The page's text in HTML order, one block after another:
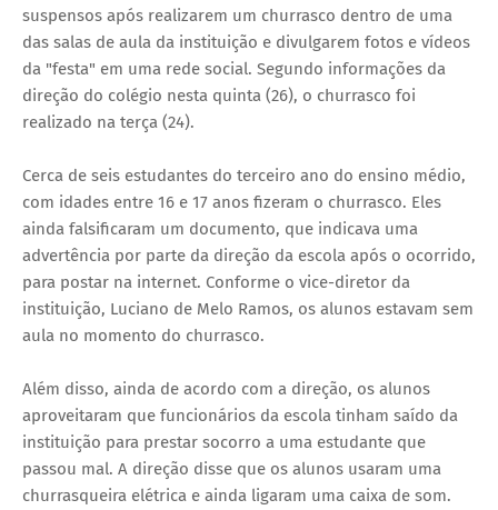
suspensos após realizarem um churrasco dentro de uma
das salas de aula da instituição e divulgarem fotos e vídeos
da "festa" em uma rede social. Segundo informações da
direção do colégio nesta quinta (26), o churrasco foi
realizado na terça (24).
Cerca de seis estudantes do terceiro ano do ensino médio,
com idades entre 16 e 17 anos fizeram o churrasco. Eles
ainda falsificaram um documento, que indicava uma
advertência por parte da direção da escola após o ocorrido,
para postar na internet. Conforme o vice-diretor da
instituição, Luciano de Melo Ramos, os alunos estavam sem
aula no momento do churrasco.
Além disso, ainda de acordo com a direção, os alunos
aproveitaram que funcionários da escola tinham saído da
instituição para prestar socorro a uma estudante que
passou mal. A direção disse que os alunos usaram uma
churrasqueira elétrica e ainda ligaram uma caixa de som.